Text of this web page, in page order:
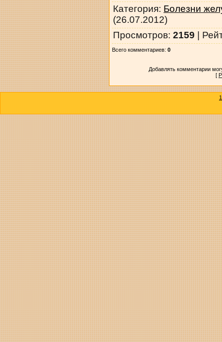
Категория: Болезни
(26.07.2012)
Просмотров: 2159 |
Всего комментариев: 0
Добавлять комментарии
[